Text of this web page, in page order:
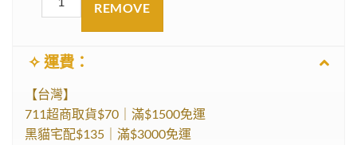
REMOVE
✧ 運費：
【台灣】
711超商取貨$70｜滿$1500免運
黑貓宅配$135｜滿$3000免運